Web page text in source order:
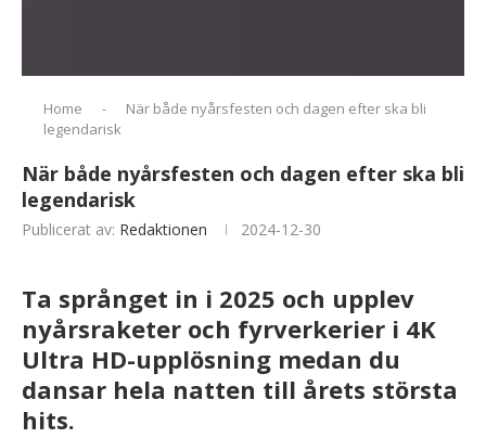
Home -
När både nyårsfesten och dagen efter ska bli
legendarisk
När både nyårsfesten och dagen efter ska bli
legendarisk
Publicerat av: Redaktionen 2024-12-30
Ta språnget in i 2025 och upplev
nyårsraketer och fyrverkerier i 4K
Ultra HD-upplösning medan du
dansar hela natten till årets största
hits.